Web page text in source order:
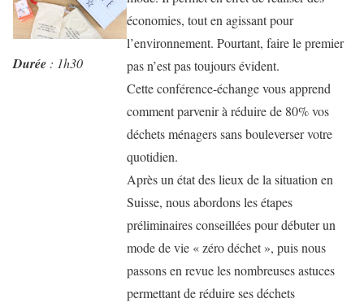
Durée : 1h30
économies, tout en agissant pour
l’environnement. Pourtant, faire le premier
pas n’est pas toujours évident.
Cette conférence-échange vous apprend
comment parvenir à réduire de 80% vos
déchets ménagers sans bouleverser votre
quotidien.
Après un état des lieux de la situation en
Suisse, nous abordons les étapes
préliminaires conseillées pour débuter un
mode de vie « zéro déchet », puis nous
passons en revue les nombreuses astuces
permettant de réduire ses déchets